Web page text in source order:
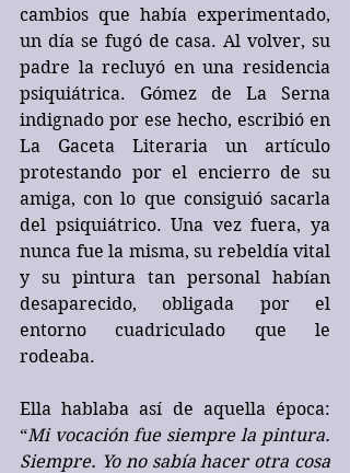
cambios que había experimentado,
un día se fugó de casa. Al volver, su
padre la recluyó en una residencia
psiquiátrica. Gómez de La Serna
indignado por ese hecho, escribió en
La Gaceta Literaria un artículo
protestando por el encierro de su
amiga, con lo que consiguió sacarla
del psiquiátrico. Una vez fuera, ya
nunca fue la misma, su rebeldía vital
y su pintura tan personal habían
desaparecido, obligada por el
entorno cuadriculado que le
rodeaba.
Ella hablaba así de aquella época:
“Mi vocación fue siempre la pintura.
Siempre. Yo no sabía hacer otra cosa